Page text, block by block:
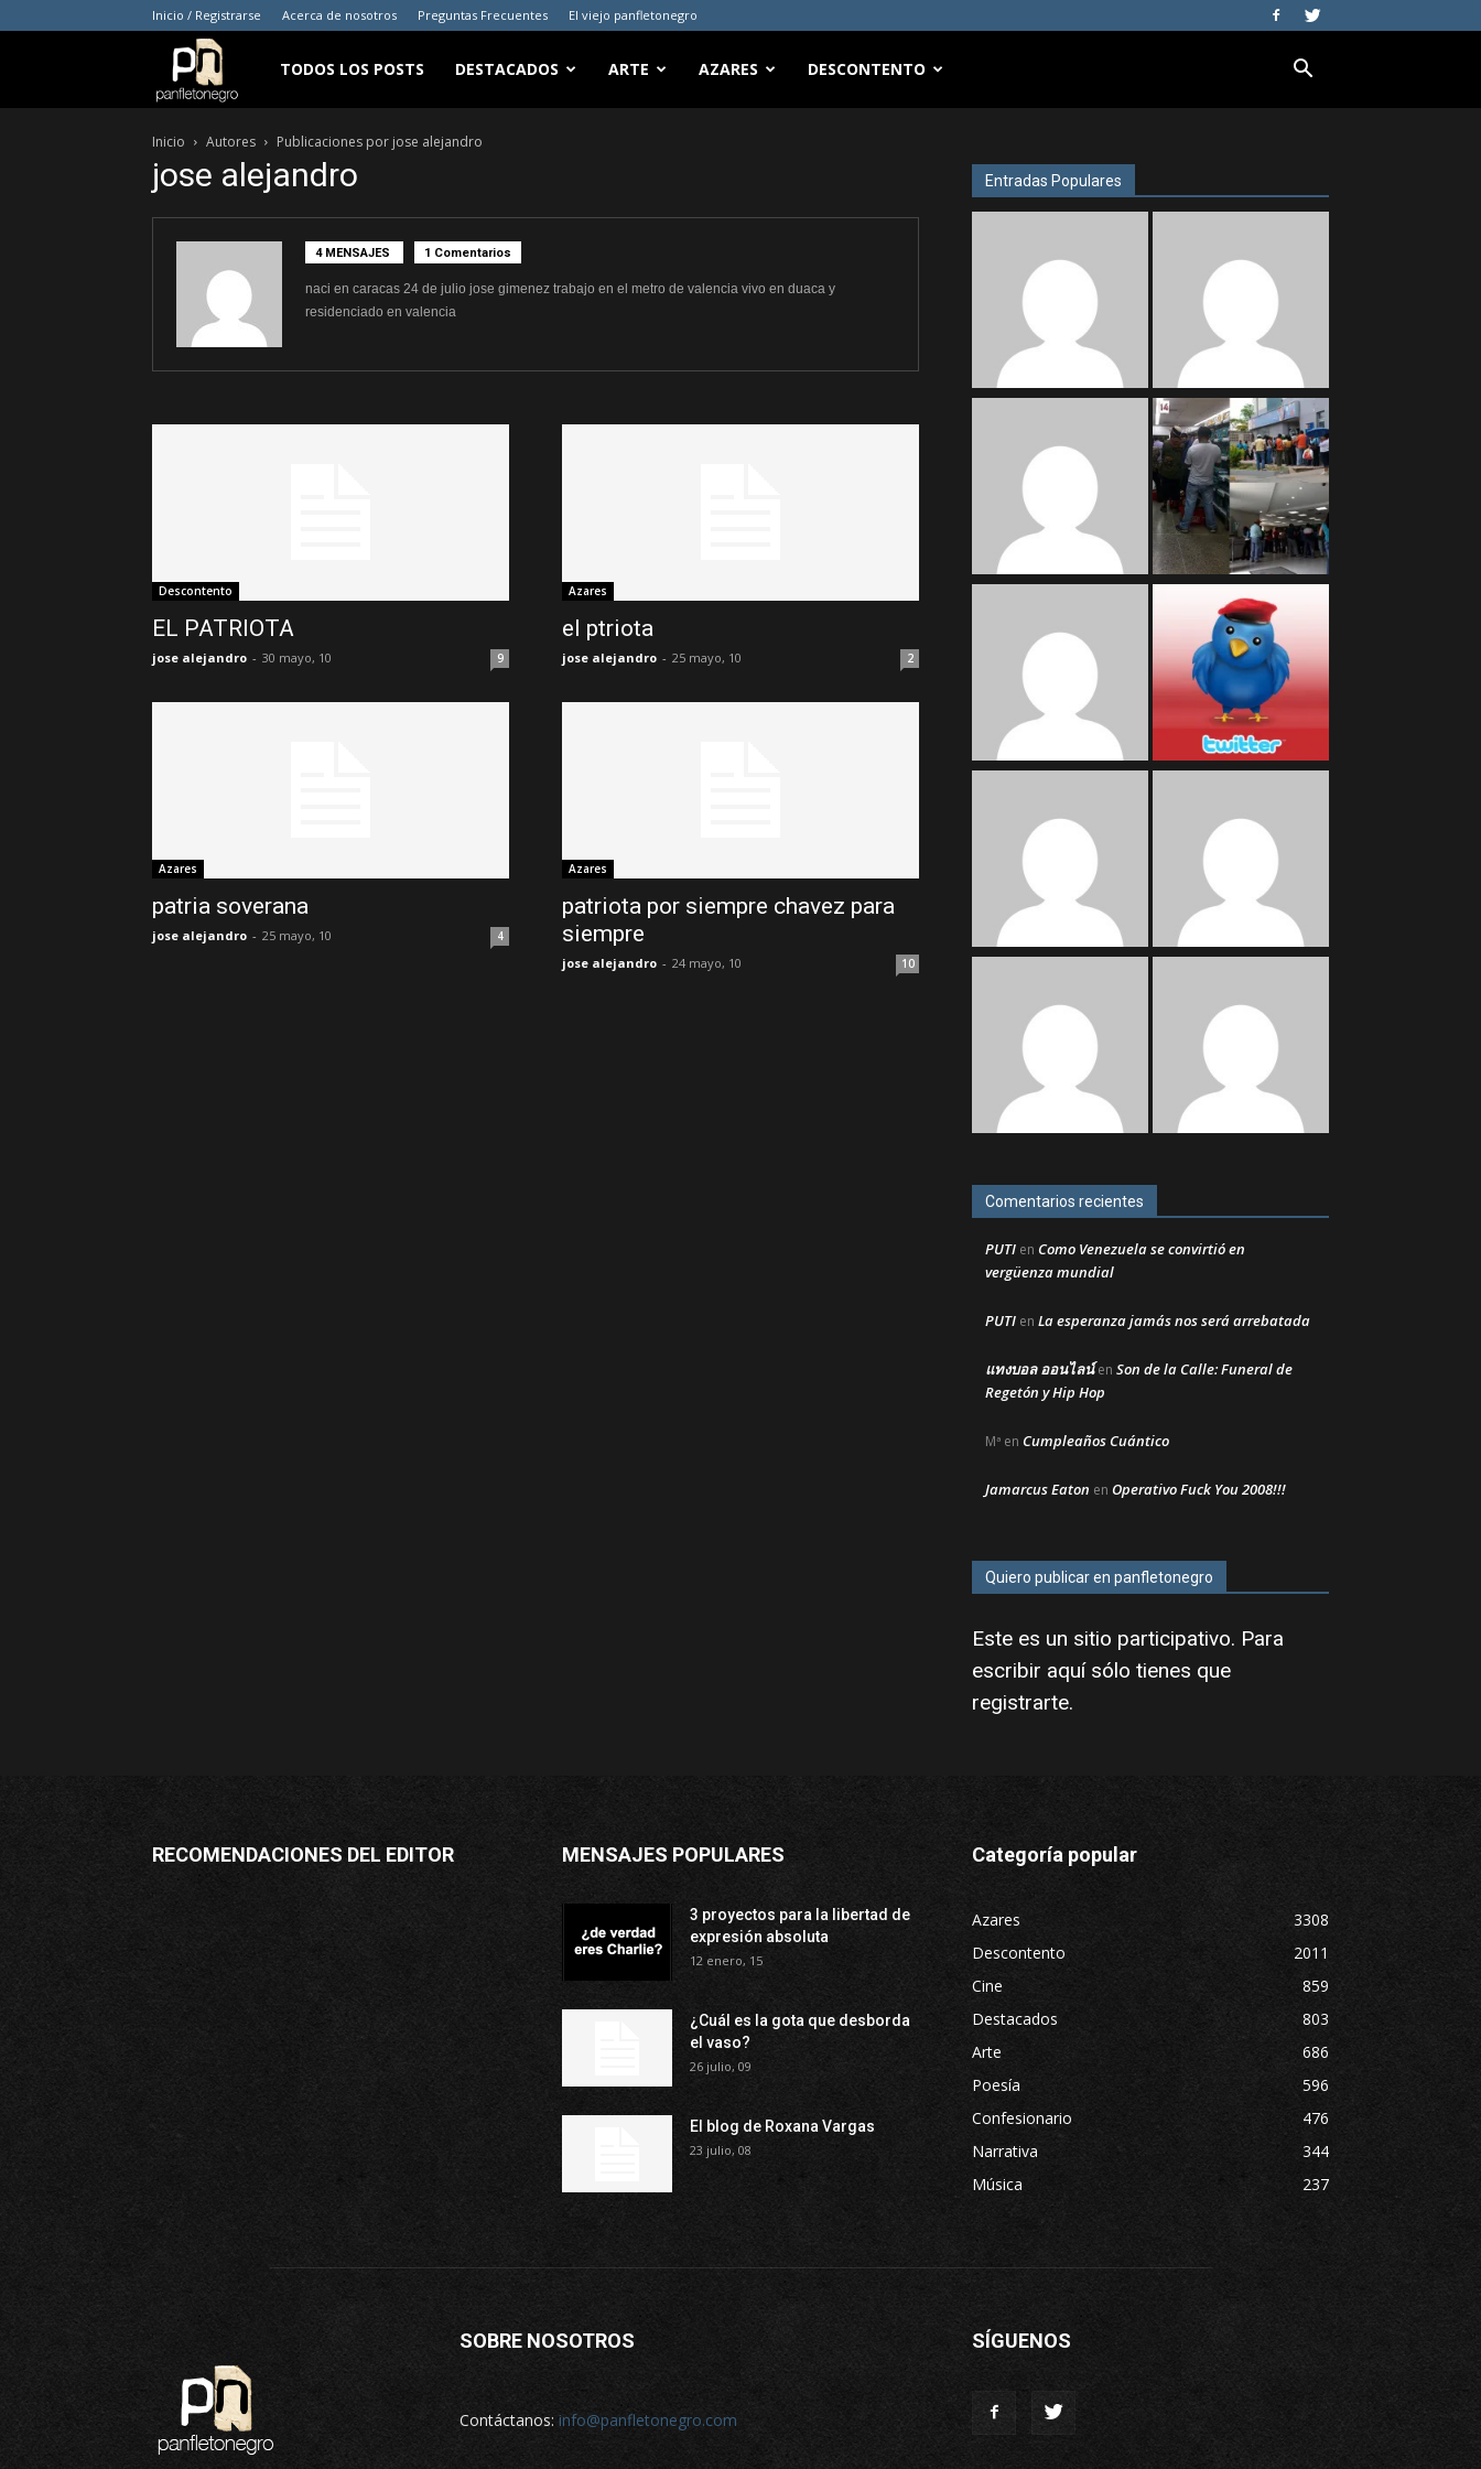
Inicio / Registrarse Acerca de nosotros Preguntas Frecuentes El viejo panfletonegro
panfletonegro
TODOS LOS POSTS DESTACADOS ARTE AZARES DESCONTENTO
Inicio Autores Publicaciones por jose alejandro
jose alejandro
4 MENSAJES 1 Comentarios
naci en caracas 24 de julio jose gimenez trabajo en el metro de valencia vivo en duaca y
residenciado en valencia
Descontento
EL PATRIOTA
jose alejandro - 30 mayo, 10 9
Azares
el ptriota
jose alejandro - 25 mayo, 10 2
Azares
patria soverana
jose alejandro - 25 mayo, 10 4
Azares
patriota por siempre chavez para
siempre
jose alejandro - 24 mayo, 10 10
Entradas Populares
Comentarios recientes
PUTI en Como Venezuela se convirtió en
vergüenza mundial
PUTI en La esperanza jamás nos será arrebatada
แทงบอล ออนไลน์en Son de la Calle: Funeral de
Regetón y Hip Hop
Mª en Cumpleaños Cuántico
Jamarcus Eaton en Operativo Fuck You 2008!!!
Quiero publicar en panfletonegro
Este es un sitio participativo. Para
escribir aquí sólo tienes que
registrarte.
RECOMENDACIONES DEL EDITOR MENSAJES POPULARES
3 proyectos para la libertad de
expresión absoluta
12 enero, 15
¿Cuál es la gota que desborda
el vaso?
26 julio, 09
El blog de Roxana Vargas
23 julio, 08
Categoría popular
Azares
3308
Descontento
2011
Cine
859
Destacados
803
Arte
686
Poesía
596
Confesionario
476
Narrativa
344
Música
237
SOBRE NOSOTROS
Contáctanos: info@panfletonegro.com
SÍGUENOS